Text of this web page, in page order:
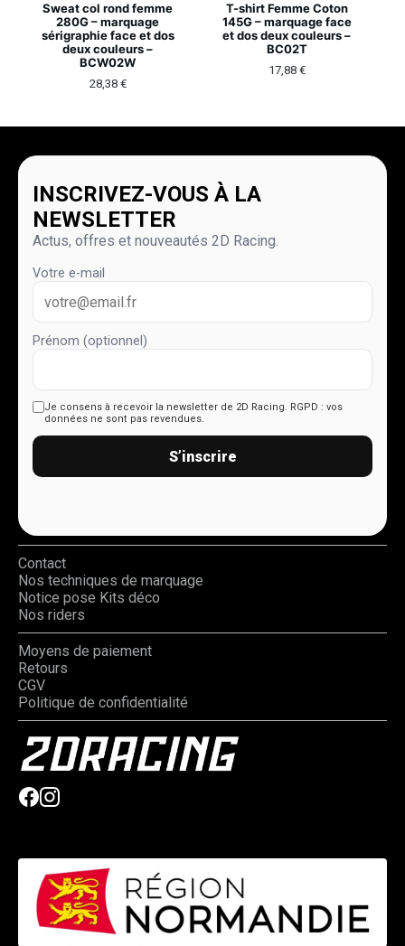
Sweat col rond femme
280G – marquage
sérigraphie face et dos
deux couleurs –
BCW02W
28,38 €
T-shirt Femme Coton
145G – marquage face
et dos deux couleurs –
BC02T
17,88 €
INSCRIVEZ-VOUS À LA
NEWSLETTER
Actus, offres et nouveautés 2D Racing.
Votre e-mail
Prénom (optionnel)
Je consens à recevoir la newsletter de 2D Racing. RGPD : vos
données ne sont pas revendues.
S’inscrire
Contact
Nos techniques de marquage
Notice pose Kits déco
Nos riders
Moyens de paiement
Retours
CGV
Politique de confidentialité